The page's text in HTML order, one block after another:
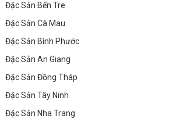
Đặc Sản Bến Tre
Đặc Sản Cà Mau
Đặc Sản Bình Phước
Đặc Sản An Giang
Đặc Sản Đồng Tháp
Đặc Sản Tây Ninh
Đặc Sản Nha Trang